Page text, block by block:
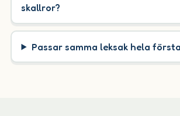
skallror?
Passar samma leksak hela